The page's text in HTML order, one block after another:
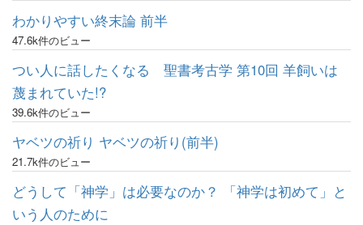
わかりやすい終末論 前半
47.6k件のビュー
つい人に話したくなる 聖書考古学 第10回 羊飼いは
蔑まれていた!?
39.6k件のビュー
ヤベツの祈り ヤベツの祈り(前半)
21.7k件のビュー
どうして「神学」は必要なのか？ 「神学は初めて」と
いう人のために